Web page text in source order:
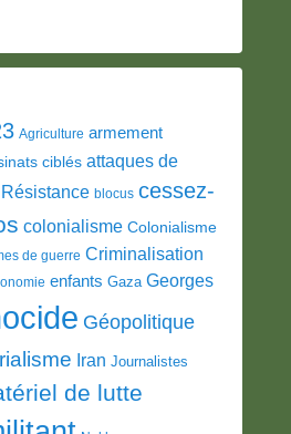
Agriculture armement
ciblés attaques de
blocus cessez-
colonialisme Colonialisme
de guerre Criminalisation
enfants Gaza Georges
Géopolitique
Iran Journalistes
de lutte